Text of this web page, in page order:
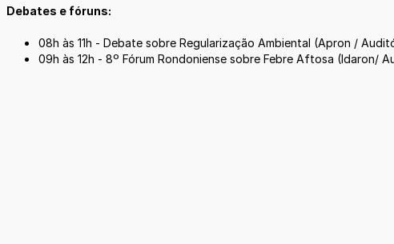
Debates e fóruns:
08h às 11h - Debate sobre Regularização Ambiental (Apron /
09h às 12h - 8º Fórum Rondoniense sobre Febre Aftosa (Idaron/